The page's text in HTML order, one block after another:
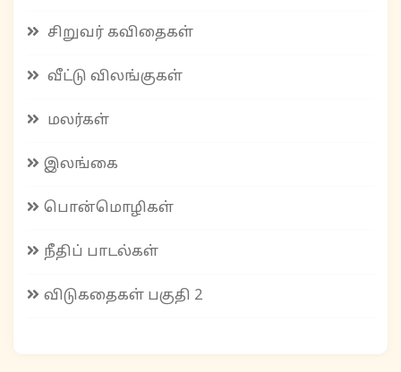
சிறுவர் கவிதைகள்
வீட்டு விலங்குகள்
மலர்கள்
இலங்கை
பொன்மொழிகள்
நீதிப் பாடல்கள்
விடுகதைகள் பகுதி 2